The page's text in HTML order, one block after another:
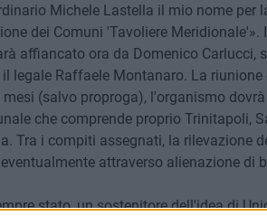
Michele Lastella il mio nome per
dei Comuni 'Tavoliere
affiancato ora da Domenico Carlucci,
il legale Raffaele Montanaro. La
mesi (salvo proproga), l'organismo
che comprende proprio Trinitapoli,
Tra i compiti assegnati, la rilevazione
attraverso alienazione di
stato, un sostenitore dell'idea di